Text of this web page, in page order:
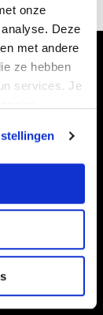
onze
Deze
met andere
ze hebben
services. Je